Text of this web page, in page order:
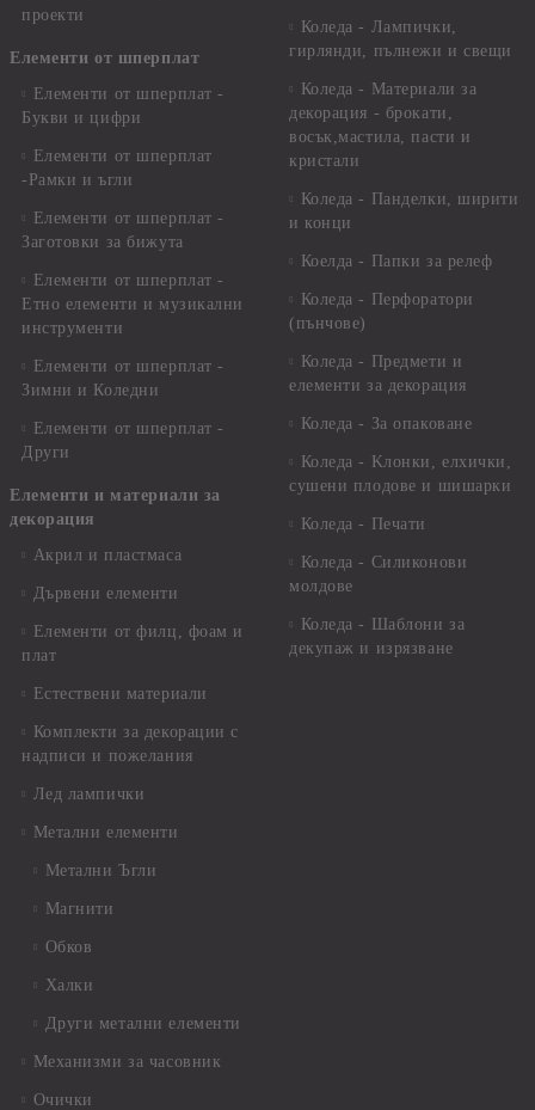
проекти
Елементи от шперплат
Елементи от шперплат -
Букви и цифри
Елементи от шперплат
-Рамки и ъгли
Елементи от шперплат -
Заготовки за бижута
Елементи от шперплат -
Етно елементи и музикални
инструменти
Елементи от шперплат -
Зимни и Коледни
Елементи от шперплат -
Други
Елементи и материали за
декорация
Акрил и пластмаса
Дървени елементи
Елементи от филц, фоам и
плат
Естествени материали
Комплекти за декорации с
надписи и пожелания
Лед лампички
Метални елементи
Метални Ъгли
Магнити
Обков
Халки
Други метални елементи
Механизми за часовник
Очички
Коледа - Лампички,
гирлянди, пълнежи и свещи
Коледа - Материали за
декорация - брокати,
восък,мастила, пасти и
кристали
Коледа - Панделки, ширити
и конци
Коелда - Папки за релеф
Коледа - Перфоратори
(пънчове)
Коледа - Предмети и
елементи за декорация
Коледа - За опаковане
Коледа - Kлонки, елхички,
сушени плодове и шишарки
Коледа - Печати
Коледа - Силиконови
молдове
Коледа - Шаблони за
декупаж и изрязване